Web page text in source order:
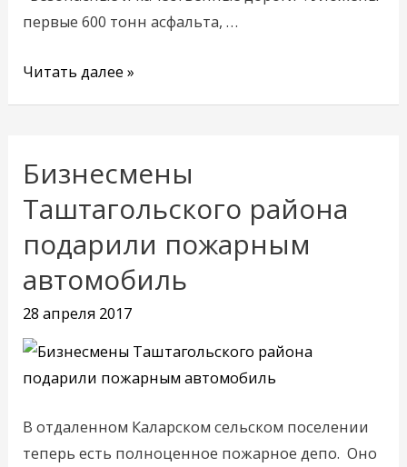
первые 600 тонн асфальта, …
Читать далее »
Бизнесмены
Таштагольского района
подарили пожарным
автомобиль
28 апреля 2017
В отдаленном Каларском сельском поселении
теперь есть полноценное пожарное депо. Оно
Бизнесмены
района
подарили
пожарным